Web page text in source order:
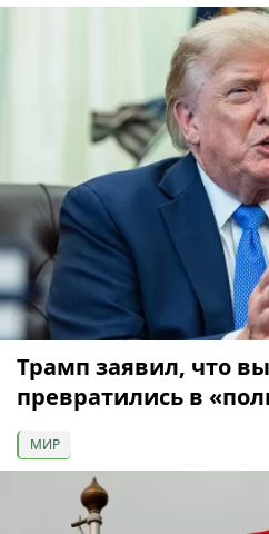
Трамп заявил, что
превратились в
МИР